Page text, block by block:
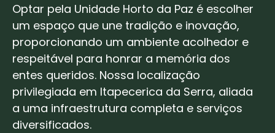
Optar pela Unidade Horto da Paz é escolher
um espaço que une tradição e inovação,
proporcionando um ambiente acolhedor e
respeitável para honrar a memória dos
entes queridos. Nossa localização
privilegiada em Itapecerica da Serra, aliada
a uma infraestrutura completa e serviços
diversificados.